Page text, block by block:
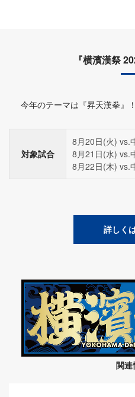
『横濱漢祭
今年のテーマは『昇天漢拳』
対象試合
8月20日(火) vs.
8月21日(水) vs.
8月22日(木) vs.
詳しく
関連